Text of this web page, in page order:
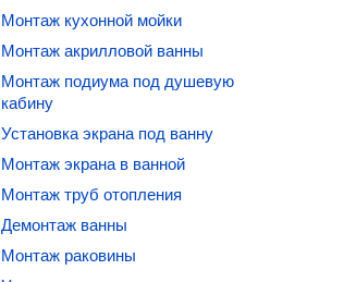
Монтаж кухонной мойки
Монтаж акрилловой ванны
Монтаж подиума под душевую
кабину
Установка экрана под ванну
Монтаж экрана в ванной
Монтаж труб отопления
Демонтаж ванны
Монтаж раковины